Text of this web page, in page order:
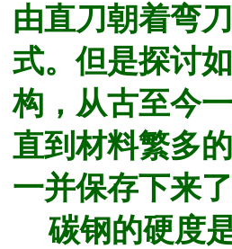
由直刀朝着弯
式。但是探讨
构，从古至今
直到材料繁多
一并保存下来
碳钢的硬度